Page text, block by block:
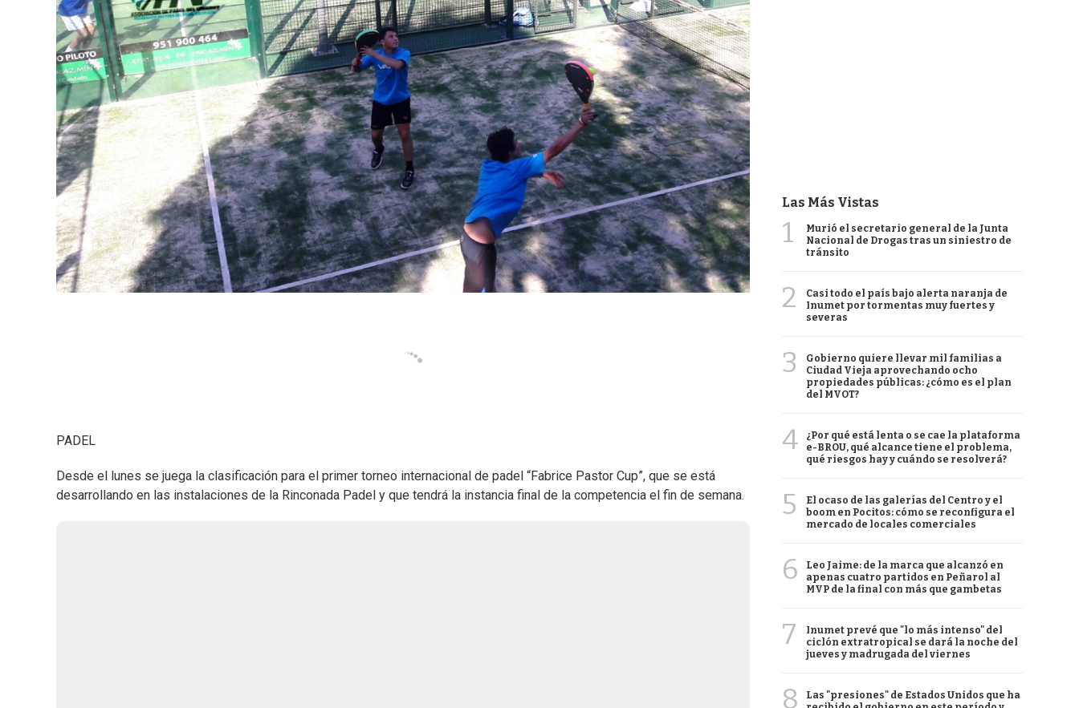
PADEL
Desde el lunes se juega la clasificación para el primer torneo internacional de padel “Fabrice Pastor Cup”, que se está
desarrollando en las instalaciones de la Rinconada Padel y que tendrá la instancia final de la competencia el fin de semana.
Las Más Vistas
1
Murió el secretario general de la Junta
Nacional de Drogas tras un siniestro de
tránsito
2
Casi todo el país bajo alerta naranja de
Inumet por tormentas muy fuertes y
severas
3
Gobierno quiere llevar mil familias a
Ciudad Vieja aprovechando ocho
propiedades públicas: ¿cómo es el plan
del MVOT?
4
¿Por qué está lenta o se cae la plataforma
e-BROU, qué alcance tiene el problema,
qué riesgos hay y cuándo se resolverá?
5
El ocaso de las galerías del Centro y el
boom en Pocitos: cómo se reconfigura el
mercado de locales comerciales
6
Leo Jaime: de la marca que alcanzó en
apenas cuatro partidos en Peñarol al
MVP de la final con más que gambetas
7
Inumet prevé que "lo más intenso" del
ciclón extratropical se dará la noche del
jueves y madrugada del viernes
8
Las "presiones" de Estados Unidos que ha